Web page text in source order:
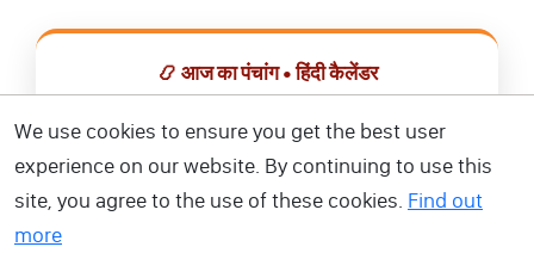
📿 आज का पंचांग • हिंदी कैलेंडर
📅 हिंदी कैलेंडर ऐप डाउनलोड करें
We use cookies to ensure you get the best user
experience on our website. By continuing to use this
site, you agree to the use of these cookies. Find out
more